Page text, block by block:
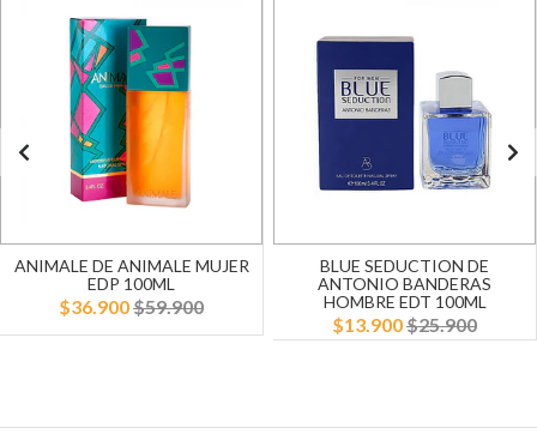
ANIMALE DE ANIMALE MUJER
EDP 100ML
$36.900$59.900
BLUE SEDUCTION DE
ANTONIO BANDERAS
HOMBRE EDT 100ML
$13.900$25.900